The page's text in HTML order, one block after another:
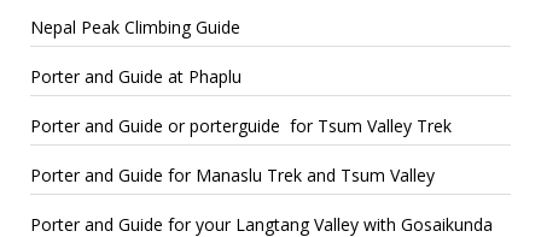
Nepal Peak Climbing Guide
Porter and Guide at Phaplu
Porter and Guide or porterguide for Tsum Valley Trek
Porter and Guide for Manaslu Trek and Tsum Valley
Porter and Guide for your Langtang Valley with Gosaikunda